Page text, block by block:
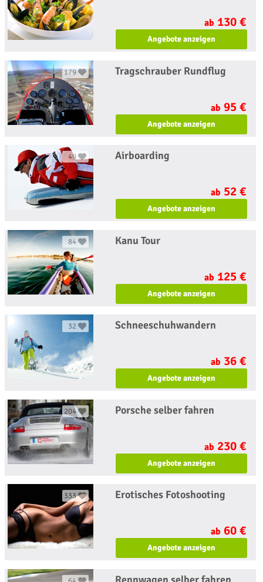
ab 130 €
Angebote anzeigen
179 Tragschrauber Rundflug
ab 95 €
Angebote anzeigen
49 Airboarding
ab 52 €
Angebote anzeigen
84 Kanu Tour
ab 125 €
Angebote anzeigen
32 Schneeschuhwandern
ab 36 €
Angebote anzeigen
204 Porsche selber fahren
ab 230 €
Angebote anzeigen
333 Erotisches Fotoshooting
ab 60 €
Angebote anzeigen